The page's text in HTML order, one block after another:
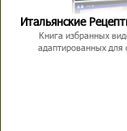
Итальянские
Книга избранных
адаптированных для